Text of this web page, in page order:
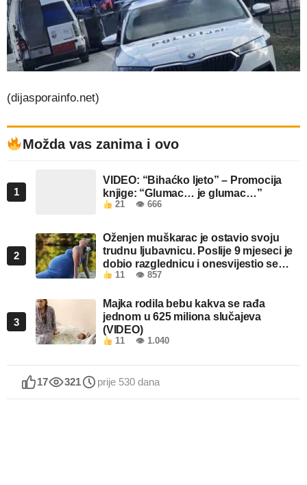
(dijasporainfo.net)
Možda vas zanima i ovo
1
VIDEO: “Bihaćko ljeto” – Promocija
knjige: “Glumac… je glumac…”
21 👁 666
2
Oženjen muškarac je ostavio svoju
trudnu ljubavnicu. Poslije 9 mjeseci je
dobio razglednicu i onesvijestio se
kada je pročitao šta piše!
11 👁 857
3
Majka rodila bebu kakva se rađa
jednom u 625 miliona slučajeva
(VIDEO)
11 👁 1.040
17 321 prije 530 dana